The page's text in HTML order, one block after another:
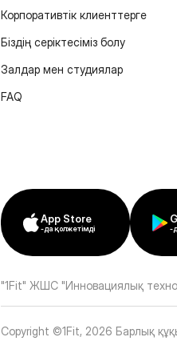
Корпоративтік клиенттерге
Біздің серіктесіміз болу
Залдар мен студиялар
FAQ
App Store
-да қолжетімді -
"1Fit" ЖШС "Инновациялық
Copyright ©1Fit, 2026 Барлық